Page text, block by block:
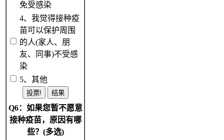
免受感染
4、我觉得接种疫
苗可以保护周围
的人(家人、朋
友、同事)不受感
染
5、其他
Q6：如果您暂不愿意
接种疫苗，原因有哪
些？(多选)